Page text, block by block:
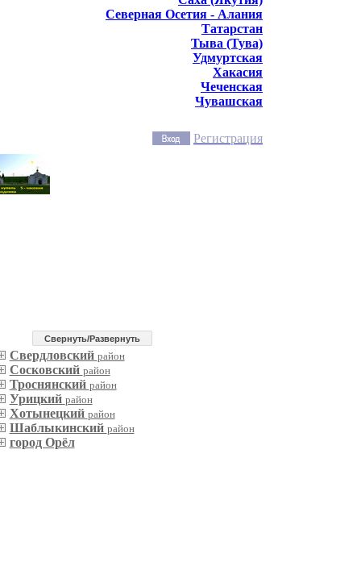
Северная Осетия - Алания
Татарстан
Тыва (Тува)
Удмуртская
Хакасия
Чеченская
Чувашская
Регистрация
Cвернуть/Развернуть
Свердловский район
Сосковский район
Троснянский район
Урицкий район
Хотынецкий район
Шаблыкинский район
город Орёл